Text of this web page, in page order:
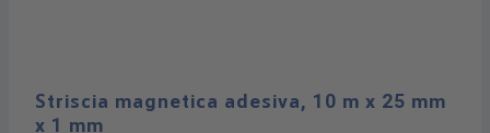
Striscia magnetica adesiva, 10 m x 25 mm
x 1 mm